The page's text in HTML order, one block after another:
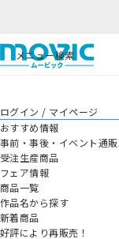
メニュー検索
ログイン / マイページ
おすすめ情報
事前・事後・イベント通販
受注生産商品
フェア情報
商品一覧
作品名から探す
新着商品
好評により再販売！